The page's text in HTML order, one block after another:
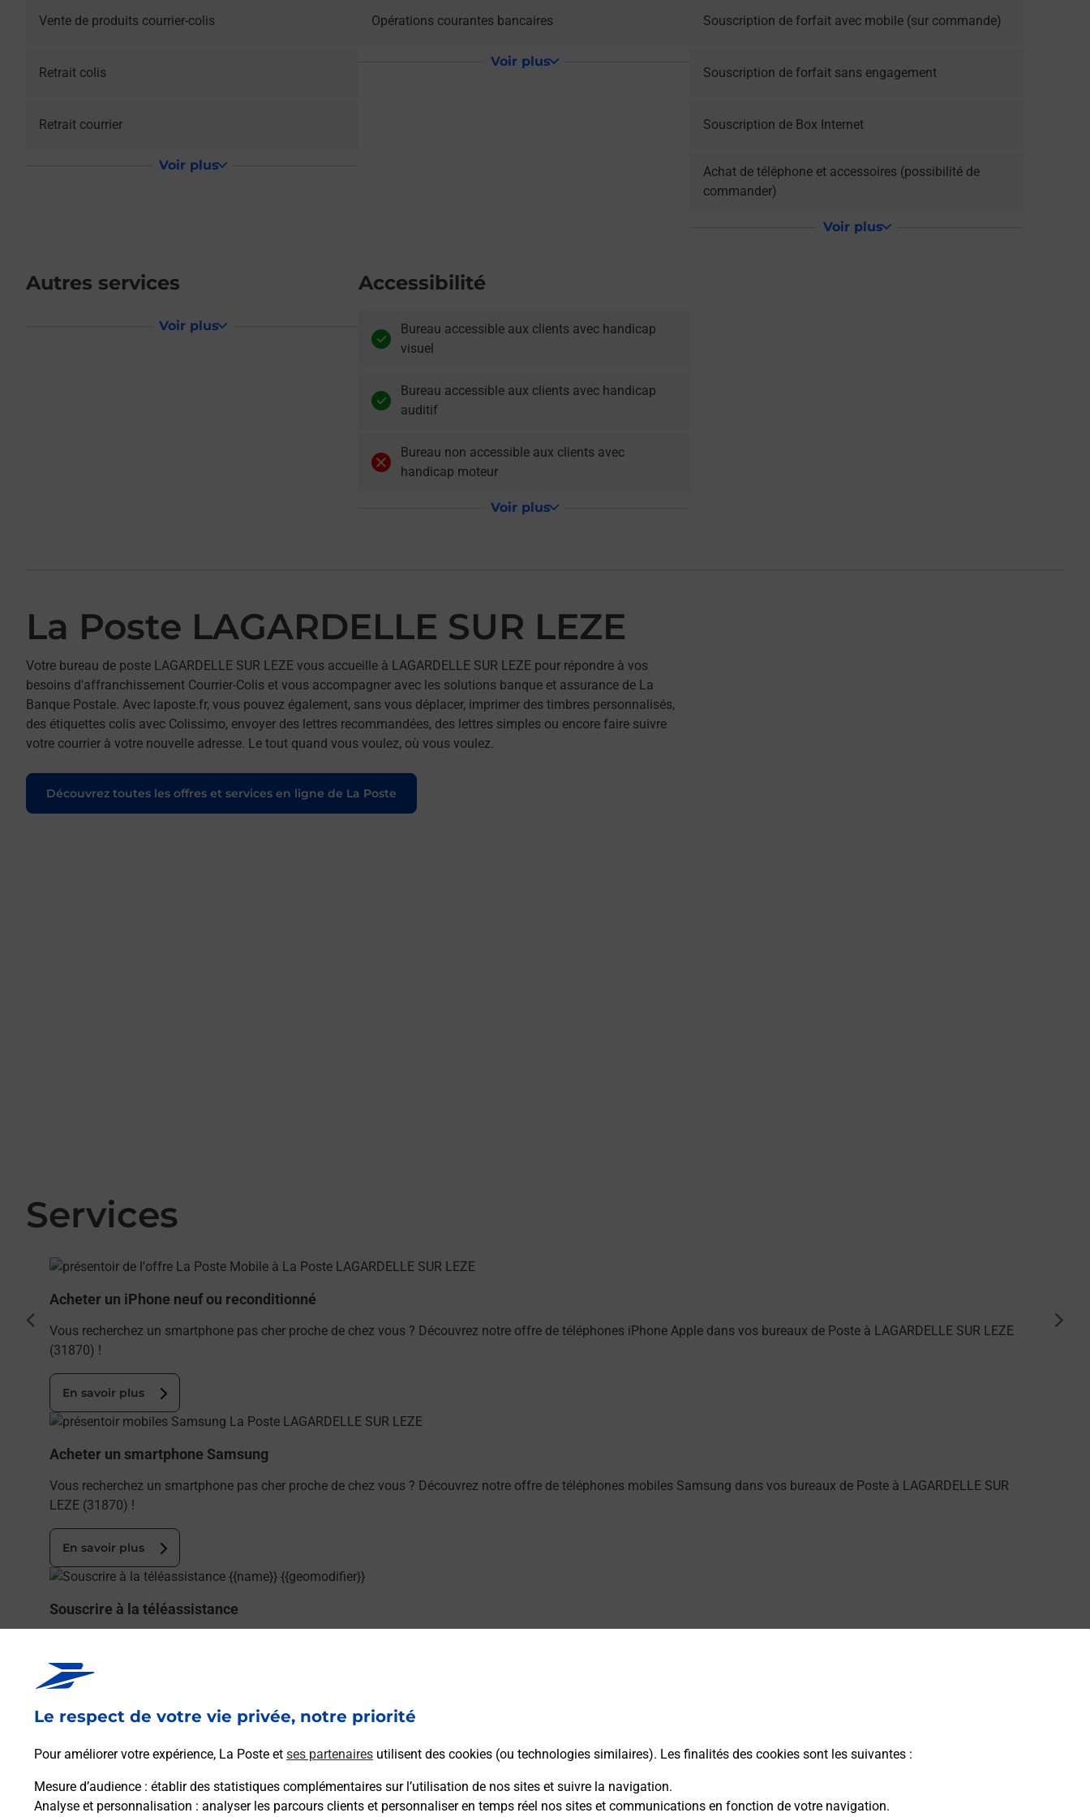
Le respect de votre vie privée, notre priorité
Pour améliorer votre expérience, La Poste et ses partenaires utilisent des cookies (ou technologies similaires). Les finalités des cookies sont les suivantes :
Mesure d’audience : établir des statistiques complémentaires sur l’utilisation de nos sites et suivre la navigation.
Analyse et personnalisation : analyser les parcours clients et personnaliser en temps réel nos sites et communications en fonction de votre navigation.
Vente de produits courrier-colis
Retrait colis
Retrait courrier
Voir plus
Opérations courantes bancaires
Voir plus
Souscription de forfait avec mobile (sur commande)
Souscription de forfait sans engagement
Souscription de Box Internet
Achat de téléphone et accessoires (possibilité de
commander)
Voir plus
Autres services
Voir plus
Accessibilité
Bureau accessible aux clients avec handicap
visuel
Bureau accessible aux clients avec handicap
auditif
Bureau non accessible aux clients avec
handicap moteur
Voir plus
La Poste LAGARDELLE SUR LEZE
Votre bureau de poste LAGARDELLE SUR LEZE vous accueille à LAGARDELLE SUR LEZE pour répondre à vos
besoins d'affranchissement Courrier-Colis et vous accompagner avec les solutions banque et assurance de La
Banque Postale. Avec laposte.fr, vous pouvez également, sans vous déplacer, imprimer des timbres personnalisés,
des étiquettes colis avec Colissimo, envoyer des lettres recommandées, des lettres simples ou encore faire suivre
votre courrier à votre nouvelle adresse. Le tout quand vous voulez, où vous voulez.
Découvrez toutes les offres et services en ligne de La Poste
Services
En savoir plus
Acheter un iPhone neuf ou reconditionné
Vous recherchez un smartphone pas cher proche de chez vous ? Découvrez notre offre de téléphones iPhone Apple dans vos bureaux de Poste à LAGARDELLE SUR LEZE
(31870) !
En savoir plus
En savoir plus
Acheter un smartphone Samsung
Vous recherchez un smartphone pas cher proche de chez vous ? Découvrez notre offre de téléphones mobiles Samsung dans vos bureaux de Poste à LAGARDELLE SUR
LEZE (31870) !
En savoir plus
En savoir plus
Souscrire à la téléassistance
LEZE.
En savoir plus
Envoyer un colis
Vous souhaitez envoyer un colis depuis : LAGARDELLE SUR LEZE (31870) ? Découvrez toutes les solutions proposées par La Poste.